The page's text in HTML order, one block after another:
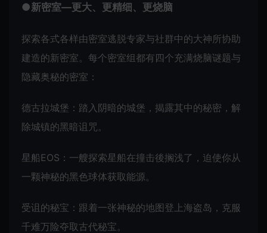
●新密室—更大、更精细、更烧脑
探索各式各样由密室逃脱专家与社群中的大神所协助
建造的新密室。每个密室组都有四个充满烧脑谜题与
隐藏奥秘的密室：
德古拉城堡：踏入阴暗的城堡，揭露其中的秘密，解
除城镇的黑暗诅咒。
星船EOS：一艘探索星船在撞击後搁浅了，迫使你从
一颗神秘的黑色球体获取能源。
受诅的秘宝：跟着一张神秘的地图登上海盗岛，克服
千难万险夺取古代秘宝。